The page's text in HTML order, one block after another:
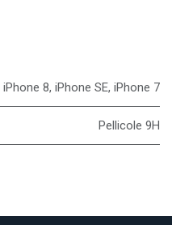
iPhone 8, iPhone SE, iPhone 7
Pellicole 9H